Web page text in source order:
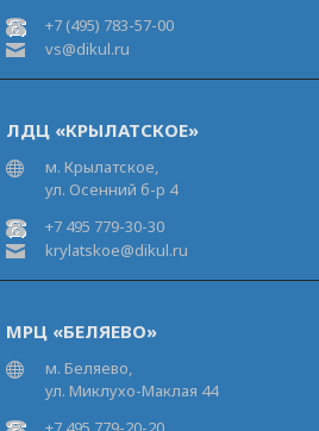
+7 (495) 783-57-00
vs@dikul.ru
ЛДЦ «КРЫЛАТСКОЕ»
м. Крылатское,
ул. Осенний б-р 4
+7 495 779-30-30
krylatskoe@dikul.ru
МРЦ «БЕЛЯЕВО»
м. Беляево,
ул. Миклухо-Маклая 44